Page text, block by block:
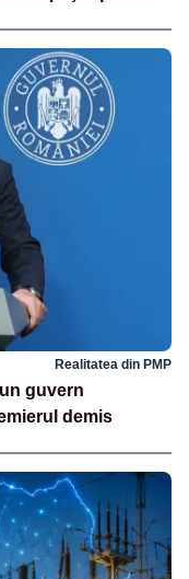
Realitatea din PMP
guvern
demis